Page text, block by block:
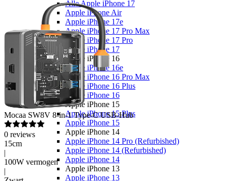
Alle Apple iPhone 17
Apple iPhone Air
Apple iPhone 17e
Apple iPhone 17 Pro Max
Apple iPhone 17 Pro
Apple iPhone 17
Apple iPhone 16
Apple iPhone 16e
Apple iPhone 16 Pro Max
Apple iPhone 16 Plus
Apple iPhone 16
Apple iPhone 15
Apple iPhone 15 Plus
Apple iPhone 15
Apple iPhone 14
Apple iPhone 14 Pro (Refurbished)
Apple iPhone 14 (Refurbished)
Apple iPhone 14
Apple iPhone 13
Apple iPhone 13
Mocaa SW8V 8-in-1 Type-C USB-Hub
0 reviews
15cm
|
100W vermogen
|